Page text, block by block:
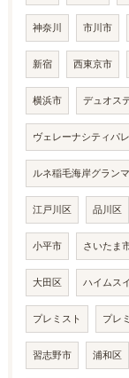
神奈川 市川市
新宿 西東京市
横浜市 デュオス
ヴェレーナシティパ
ルネ稲毛海岸グラン
江戸川区 品川区
小平市 さいたま
大田区 ハイムス
プレミスト プレ
習志野市 浦和区